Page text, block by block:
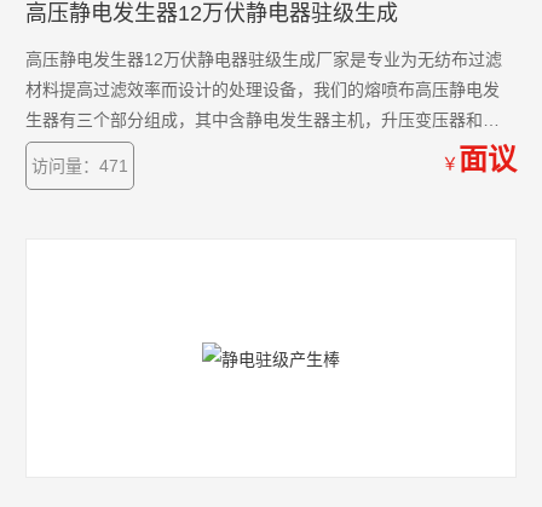
高压静电发生器12万伏静电器驻级生成
高压静电发生器12万伏静电器驻级生成厂家是专业为无纺布过滤
材料提高过滤效率而设计的处理设备，我们的熔喷布高压静电发
生器有三个部分组成，其中含静电发生器主机，升压变压器和驻
极处理架，其中发生器主机和升压变压器可以通过高压发生器代
替，驻极处理架，驻极体处理机可组合在熔喷布生产线上在线处
访问量：471 ￥ 面议